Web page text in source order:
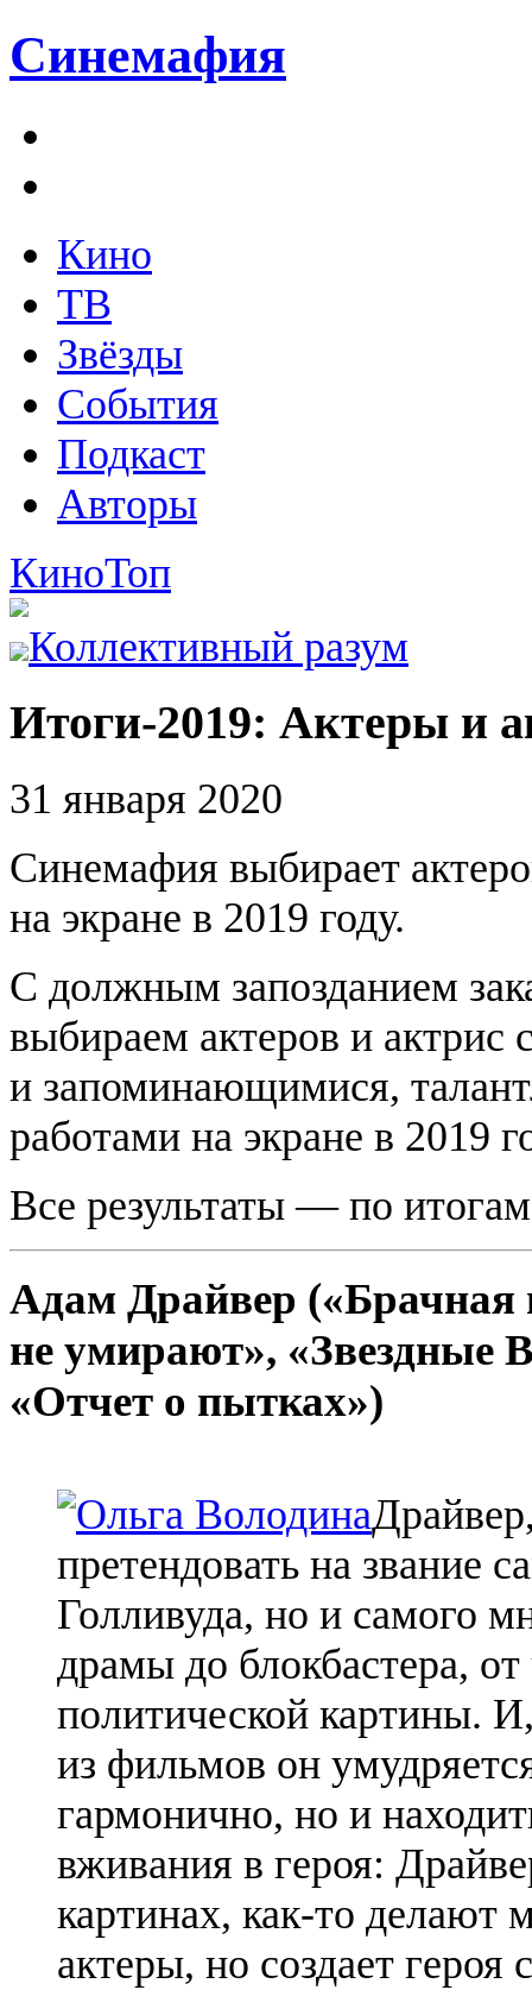
Синемафия
Кино
ТВ
Звёзды
События
Подкаст
Авторы
КиноТоп
Коллективный разум
Итоги-2019: Актеры и
31 января 2020
Синемафия выбирает
на экране в 2019 году.
С должным запозданием
выбираем актеров и
и запоминающимися,
работами на экране в 2019
Все результаты — по
Адам Драйвер («Брачная
не умирают», «Звездные
«Отчет о пытках»)
претендовать на звание
Голливуда, но и самого
драмы до блокбастера,
политической картины.
из фильмов он
гармонично, но и
вживания в героя:
картинах, как-то делают
актеры, но создает героя